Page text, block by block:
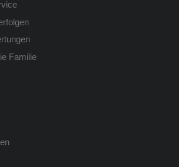
Familie